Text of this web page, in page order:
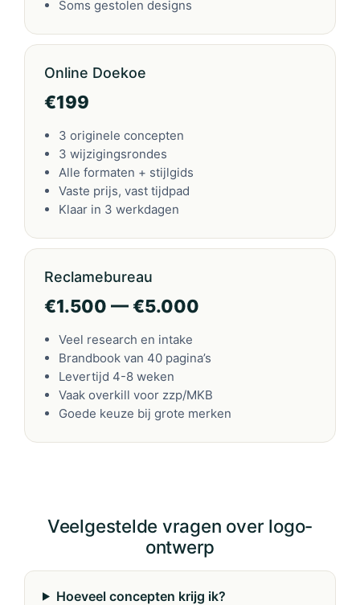
Soms gestolen designs
Online Doekoe
€199
3 originele concepten
3 wijzigingsrondes
Alle formaten + stijlgids
Vaste prijs, vast tijdpad
Klaar in 3 werkdagen
Reclamebureau
€1.500 — €5.000
Veel research en intake
Brandbook van 40 pagina’s
Levertijd 4-8 weken
Vaak overkill voor zzp/MKB
Goede keuze bij grote merken
Veelgestelde vragen over logo-
ontwerp
Hoeveel concepten krijg ik?